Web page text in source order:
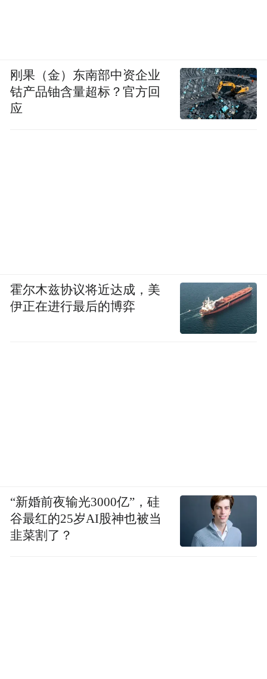
刚果（金）东南部中资企业
钴产品铀含量超标？官方回
应
霍尔木兹协议将近达成，美
伊正在进行最后的博弈
“新婚前夜输光3000亿”，硅
谷最红的25岁AI股神也被当
韭菜割了？